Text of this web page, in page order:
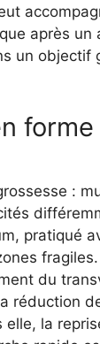
après un
un objectif
:
pratiqué
du
réduction
elle, la